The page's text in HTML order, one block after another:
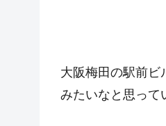
大阪梅田の駅前ビ
みたいなと思って